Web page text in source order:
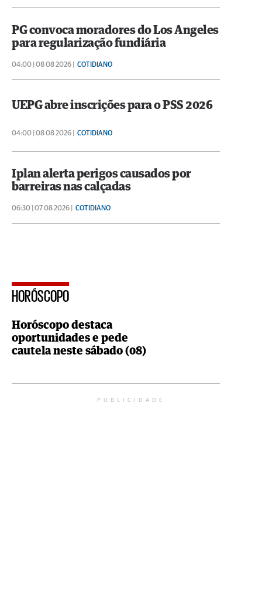
PG convoca moradores do Los Angeles
para regularização fundiária
04:00 | 08 08 2026 | COTIDIANO
UEPG abre inscrições para o PSS 2026
04:00 | 08 08 2026 | COTIDIANO
Iplan alerta perigos causados por
barreiras nas calçadas
06:30 | 07 08 2026 | COTIDIANO
HORÓSCOPO
Horóscopo destaca
oportunidades e pede
cautela neste sábado (08)
PUBLICIDADE